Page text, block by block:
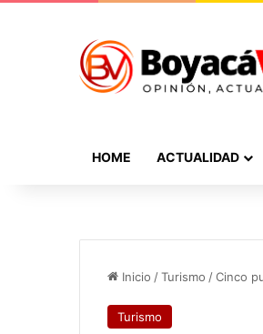
HOME ACTUALIDAD
Inicio /Turismo /Cinco
Turismo